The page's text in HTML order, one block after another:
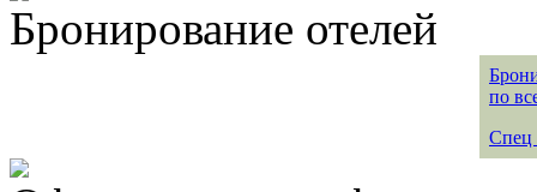
Бронирование отелей
по
Спец